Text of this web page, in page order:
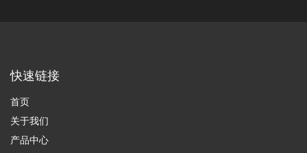
快速链接
首页
关于我们
产品中心